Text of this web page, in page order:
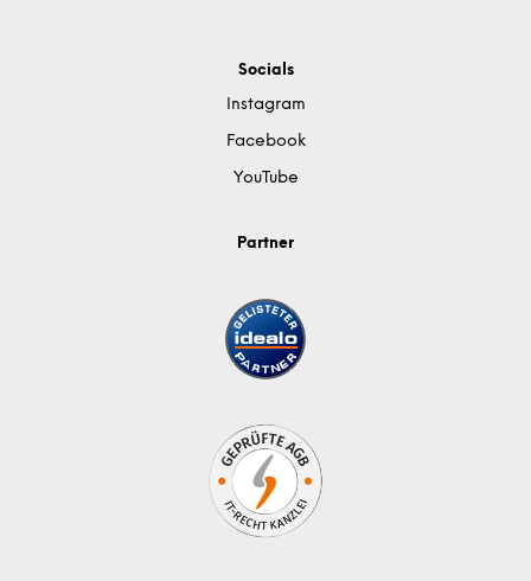
Socials
Instagram
Facebook
YouTube
Partner